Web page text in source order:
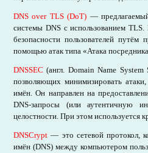
DNS over TLS (DoT) —
системы DNS с использованием
безопасности пользователей
помощью атак типа «Атака
DNSSEC (англ. Domain Name
позволяющих минимизировать
имён. Он направлен на
DNS-запросы (или аутентичную
целостности. При этом используется
DNSCrypt — это сетевой протокол,
имён (DNS) между компьютером